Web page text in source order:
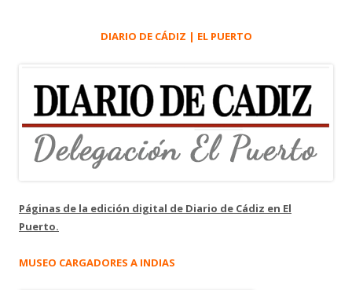
DIARIO DE CÁDIZ | EL PUERTO
Páginas de la edición digital de Diario de Cádiz en El
Puerto.
MUSEO CARGADORES A INDIAS